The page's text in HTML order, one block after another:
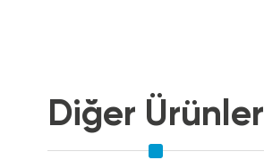
Diğer Ürünler